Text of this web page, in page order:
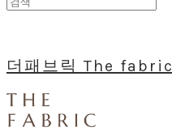
더패브릭 The fabric